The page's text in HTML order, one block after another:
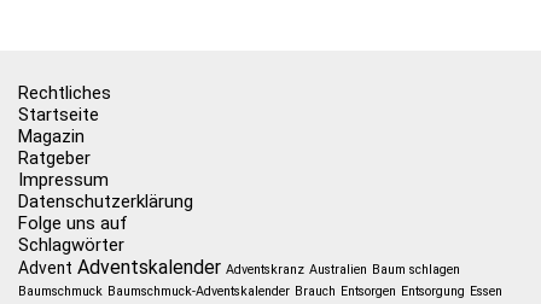
Rechtliches
Startseite
Magazin
Ratgeber
Impressum
Datenschutzerklärung
Folge uns auf
Schlagwörter
Advent Adventskalender Adventskranz Australien Baum schlagen
Baumschmuck Baumschmuck-Adventskalender Brauch Entsorgen Entsorgung Essen